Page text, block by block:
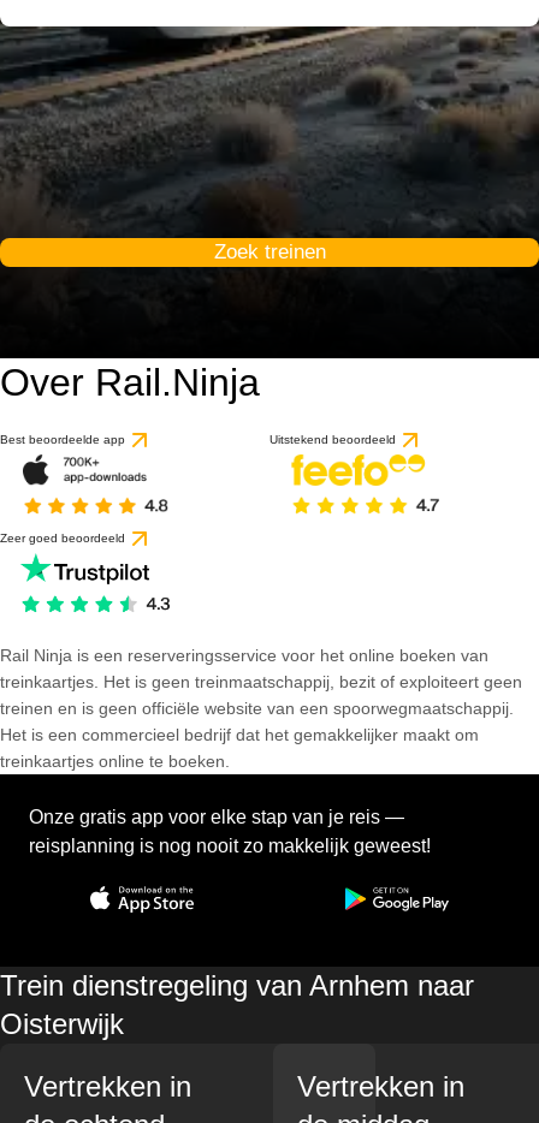
Zoek treinen
Over Rail.Ninja
Best beoordeelde app Uitstekend beoordeeld
Zeer goed beoordeeld
Rail Ninja is een reserveringsservice voor het online boeken van
treinkaartjes. Het is geen treinmaatschappij, bezit of exploiteert geen
treinen en is geen officiële website van een spoorwegmaatschappij.
Het is een commercieel bedrijf dat het gemakkelijker maakt om
treinkaartjes online te boeken.
Onze gratis app voor elke stap van je reis —
reisplanning is nog nooit zo makkelijk geweest!
Trein dienstregeling van Arnhem naar
Oisterwijk
Vertrekken in
Vertrekken in